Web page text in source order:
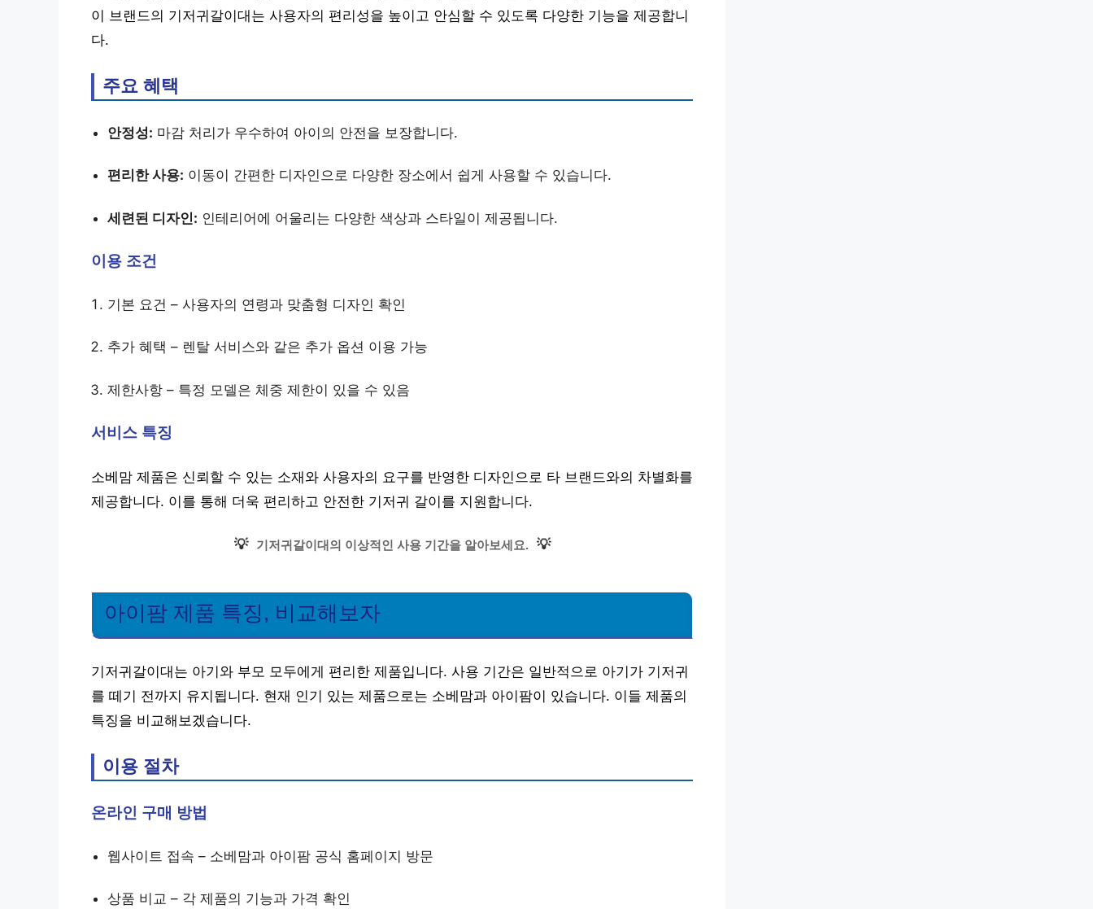
이 브랜드의 기저귀갈이대는 사용자의 편리성을 높이고 안심할 수 있도록 다양한 기능을 제공합니
다.
주요 혜택
안정성: 마감 처리가 우수하여 아이의 안전을 보장합니다.
편리한 사용: 이동이 간편한 디자인으로 다양한 장소에서 쉽게 사용할 수 있습니다.
세련된 디자인: 인테리어에 어울리는 다양한 색상과 스타일이 제공됩니다.
이용 조건
기본 요건 – 사용자의 연령과 맞춤형 디자인 확인
추가 혜택 – 렌탈 서비스와 같은 추가 옵션 이용 가능
제한사항 – 특정 모델은 체중 제한이 있을 수 있음
서비스 특징
소베맘 제품은 신뢰할 수 있는 소재와 사용자의 요구를 반영한 디자인으로 타 브랜드와의 차별화를
제공합니다. 이를 통해 더욱 편리하고 안전한 기저귀 갈이를 지원합니다.
💡 기저귀갈이대의 이상적인 사용 기간을 알아보세요. 💡
아이팜 제품 특징, 비교해보자
기저귀갈이대는 아기와 부모 모두에게 편리한 제품입니다. 사용 기간은 일반적으로 아기가 기저귀
를 떼기 전까지 유지됩니다. 현재 인기 있는 제품으로는 소베맘과 아이팜이 있습니다. 이들 제품의
특징을 비교해보겠습니다.
이용 절차
온라인 구매 방법
웹사이트 접속 – 소베맘과 아이팜 공식 홈페이지 방문
상품 비교 – 각 제품의 기능과 가격 확인